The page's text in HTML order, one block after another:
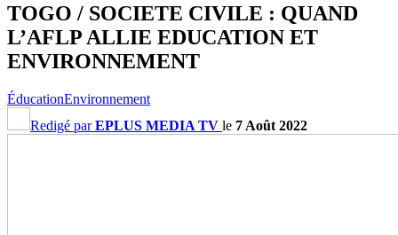
TOGO / SOCIETE CIVILE : QUAND
L’AFLP ALLIE EDUCATION ET
ENVIRONNEMENT
ÉducationEnvironnement
Redigé parEPLUS MEDIA TV le 7 Août 2022